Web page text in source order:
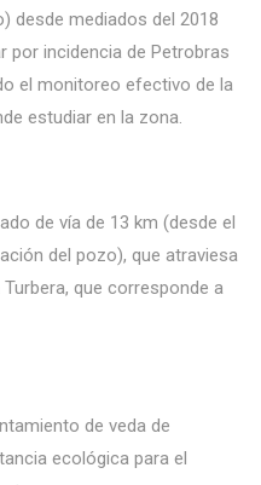
desde mediados del 2018
por incidencia de Petrobras
el monitoreo efectivo de la
estudiar en la zona.
de vía de 13 km (desde el
del pozo), que atraviesa
que corresponde a
de veda de
ecológica para el